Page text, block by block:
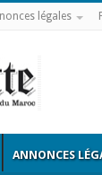
légales
ANNONCES